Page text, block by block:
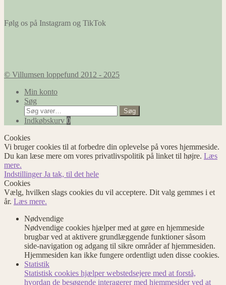
Følg os på Instagram og TikTok
© Villumsen loppefund 2012 - 2025
Min konto
Søg
Søg
efter:
Søg
Indkøbskurv 0
Cookies
Vi bruger cookies til at forbedre din oplevelse på vores hjemmeside.
Du kan læse mere om vores privatlivspolitik på linket til højre. Læs
mere.
IndstillingerJa tak, til det hele
Cookies
Vælg, hvilken slags cookies du vil acceptere. Dit valg gemmes i et
år. Læs mere.
Nødvendige
Nødvendige cookies hjælper med at gøre en hjemmeside
brugbar ved at aktivere grundlæggende funktioner såsom
side-navigation og adgang til sikre områder af hjemmesiden.
Hjemmesiden kan ikke fungere ordentligt uden disse cookies.
Statistik
Statistisk cookies hjælper webstedsejere med at forstå,
hvordan de besøgende interagerer med hjemmesider ved at